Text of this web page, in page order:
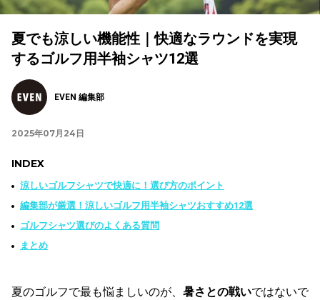
夏でも涼しい機能性｜快適なラウンドを実現
するゴルフ用半袖シャツ12選
EVEN 編集部
2025年07月24日
INDEX
涼しいゴルフシャツで快適に！選び方のポイント
編集部が厳選！涼しいゴルフ用半袖シャツおすすめ12選
ゴルフシャツ選びのよくある質問
まとめ
夏のゴルフで最も悩ましいのが、 暑さとの戦いではないで